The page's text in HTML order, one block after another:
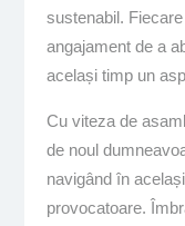
sustenabil.
angajament de a
același timp un
Cu viteza de
de noul
navigând în
provocatoare.